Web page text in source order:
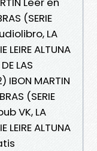
(SERIE
LA
LEIRE ALTUNA
LAS
IBON MARTIN
(SERIE
VK, LA
LEIRE ALTUNA